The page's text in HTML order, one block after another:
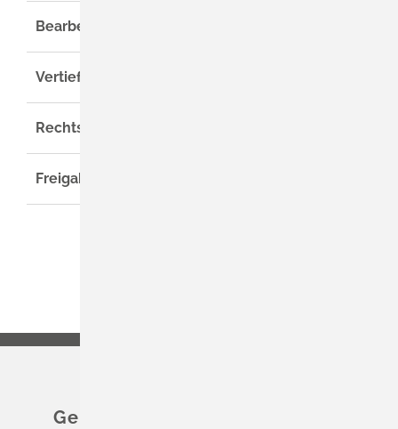
Bearbeitungsdauer
Vertiefende Informationen
Rechtsgrundlage
Freigabevermerk
Gemeinde Schliengen